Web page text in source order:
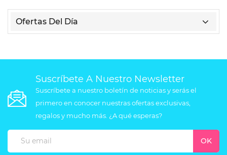
Ofertas Del Día
Suscríbete A Nuestro Newsletter
Suscríbete a nuestro boletín de noticias y serás el
primero en conocer nuestras ofertas exclusivas,
regalos y mucho más. ¿A qué esperas?